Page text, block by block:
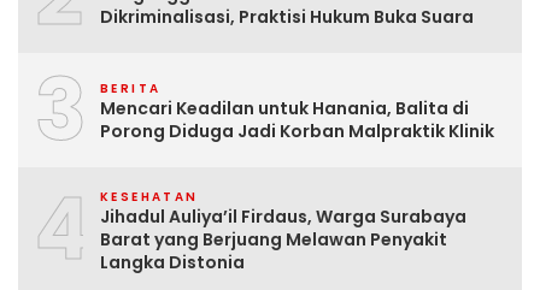
Dikriminalisasi, Praktisi Hukum Buka Suara
3 BERITA
Mencari Keadilan untuk Hanania, Balita di
Porong Diduga Jadi Korban Malpraktik Klinik
4 KESEHATAN
Jihadul Auliya’il Firdaus, Warga Surabaya
Barat yang Berjuang Melawan Penyakit
Langka Distonia